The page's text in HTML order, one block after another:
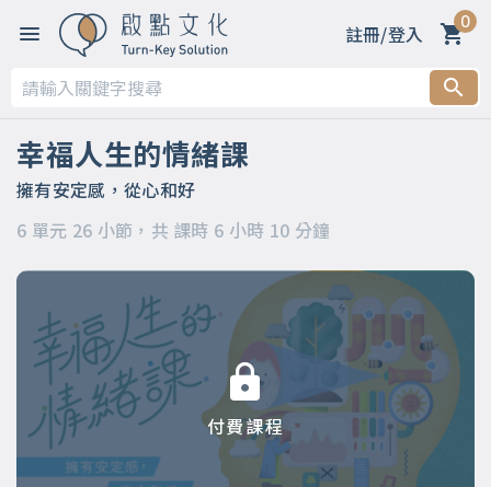
註冊/登入 0
幸福人生的情緒課
擁有安定感，從心和好
6 單元 26 小節，共 課時 6 小時 10 分鐘
付費課程
第一章 幸福看的不是數字，而是素質
第二章 怎樣才算幸福？何謂心智化？
第三章 探索情緒海洋
第四章 到底該拿情緒怎麼辦？
第五章 幸福的人究竟是什麼樣子？
第六章 幸福就是「然後呢？該怎麼辦？」變成「原來如此，我
懂了」